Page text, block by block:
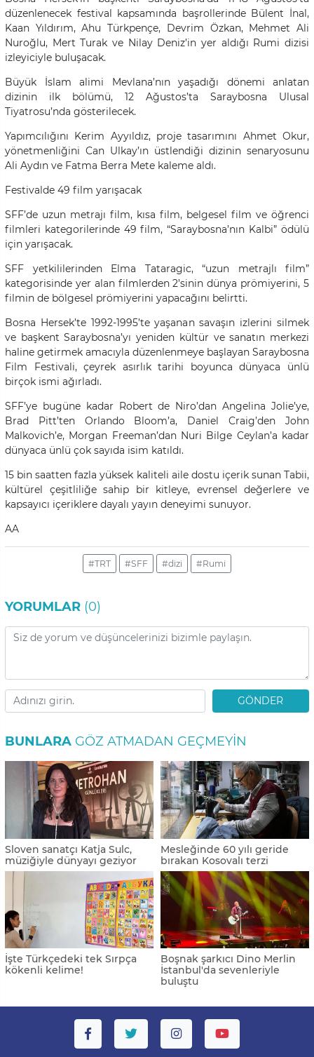
düzenlenecek festival kapsamında başrollerinde Bülent İnal,
Kaan Yıldırım, Ahu Türkpençe, Devrim Özkan, Mehmet Ali
Nuroğlu, Mert Turak ve Nilay Deniz’in yer aldığı Rumi dizisi
izleyiciyle buluşacak.
Büyük İslam alimi Mevlana’nın yaşadığı dönemi anlatan
dizinin ilk bölümü, 12 Ağustos’ta Saraybosna Ulusal
Tiyatrosu’nda gösterilecek.
Yapımcılığını Kerim Ayyıldız, proje tasarımını Ahmet Okur,
yönetmenliğini Can Ulkay’ın üstlendiği dizinin senaryosunu
Ali Aydın ve Fatma Berra Mete kaleme aldı.
Festivalde 49 film yarışacak
SFF’de uzun metrajı film, kısa film, belgesel film ve öğrenci
filmleri kategorilerinde 49 film, “Saraybosna’nın Kalbi” ödülü
için yarışacak.
SFF yetkililerinden Elma Tataragic, “uzun metrajlı film”
kategorisinde yer alan filmlerden 2’sinin dünya prömiyerini, 5
filmin de bölgesel prömiyerini yapacağını belirtti.
Bosna Hersek’te 1992-1995’te yaşanan savaşın izlerini silmek
ve başkent Saraybosna’yı yeniden kültür ve sanatın merkezi
haline getirmek amacıyla düzenlenmeye başlayan Saraybosna
Film Festivali, çeyrek asırlık tarihi boyunca dünyaca ünlü
birçok ismi ağırladı.
SFF’ye bugüne kadar Robert de Niro’dan Angelina Jolie’ye,
Brad Pitt’ten Orlando Bloom’a, Daniel Craig’den John
Malkovich’e, Morgan Freeman’dan Nuri Bilge Ceylan’a kadar
dünyaca ünlü çok sayıda isim katıldı.
15 bin saatten fazla yüksek kaliteli aile dostu içerik sunan Tabii,
kültürel çeşitliliğe sahip bir kitleye, evrensel değerlere ve
kapsayıcı içeriklere dayalı yayın deneyimi sunuyor.
AA
#TRT #SFF #dizi #Rumi
YORUMLAR (0)
GÖNDER
BUNLARA GÖZ ATMADAN GEÇMEYIN
Sloven sanatçı Katja Sulc,
müziğiyle dünyayı geziyor
Mesleğinde 60 yılı geride
bırakan Kosovalı terzi
İşte Türkçedeki tek Sırpça
kökenli kelime!
Boşnak şarkıcı Dino Merlin
İstanbul'da sevenleriyle
buluştu